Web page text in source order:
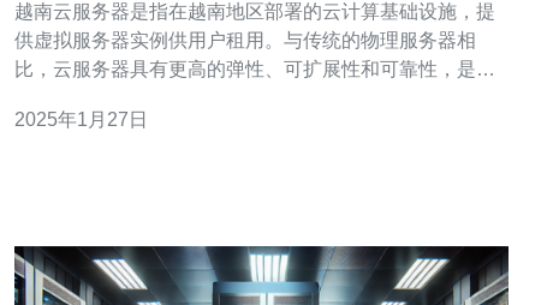
越南云服务器是指在越南地区部署的云计算基础设施，提
供虚拟服务器实例供用户租用。与传统的物理服务器相
比，云服务器具有更高的弹性、可扩展性和可靠性，是现
具有以下数据特点： 2.1 高性能 越南云服务器采用先进的
2025年1月27日